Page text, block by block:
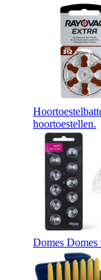
hoortoestellen.
Domes Domes